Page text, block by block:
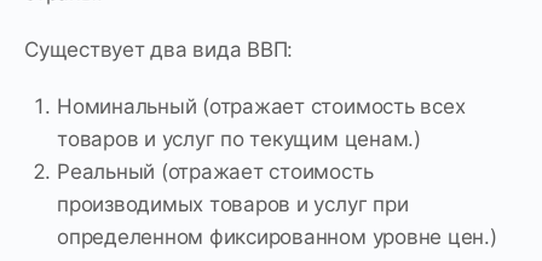
Существует два вида ВВП:
Номинальный (отражает стоимость всех
товаров и услуг по текущим ценам.)
Реальный (отражает стоимость
производимых товаров и услуг при
определенном фиксированном уровне цен.)